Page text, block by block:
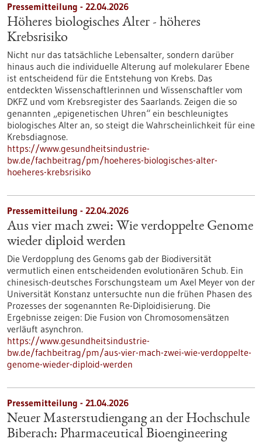
Pressemitteilung - 22.04.2026
Höheres biologisches Alter - höheres
Krebsrisiko
Nicht nur das tatsächliche Lebensalter, sondern darüber
hinaus auch die individuelle Alterung auf molekularer Ebene
ist entscheidend für die Entstehung von Krebs. Das
entdeckten Wissenschaftlerinnen und Wissenschaftler vom
DKFZ und vom Krebsregister des Saarlands. Zeigen die so
genannten „epigenetischen Uhren“ ein beschleunigtes
biologisches Alter an, so steigt die Wahrscheinlichkeit für eine
Krebsdiagnose.
https://www.gesundheitsindustrie-
bw.de/fachbeitrag/pm/hoeheres-biologisches-alter-
hoeheres-krebsrisiko
Pressemitteilung - 22.04.2026
Aus vier mach zwei: Wie verdoppelte Genome
wieder diploid werden
Die Verdopplung des Genoms gab der Biodiversität
vermutlich einen entscheidenden evolutionären Schub. Ein
chinesisch-deutsches Forschungsteam um Axel Meyer von der
Universität Konstanz untersuchte nun die frühen Phasen des
Prozesses der sogenannten Re-Diploidisierung. Die
Ergebnisse zeigen: Die Fusion von Chromosomensätzen
verläuft asynchron.
https://www.gesundheitsindustrie-
bw.de/fachbeitrag/pm/aus-vier-mach-zwei-wie-verdoppelte-
genome-wieder-diploid-werden
Pressemitteilung - 21.04.2026
Neuer Masterstudiengang an der Hochschule
Biberach: Pharmaceutical Bioengineering